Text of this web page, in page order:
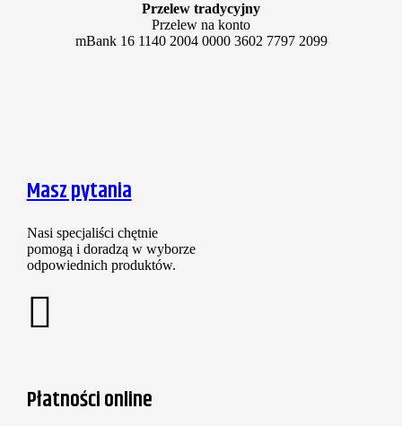
Przelew tradycyjny
Przelew na konto
mBank 16 1140 2004 0000 3602 7797 2099
Masz pytania
Nasi specjaliści chętnie
pomogą i doradzą w wyborze
odpowiednich produktów.
Płatności online